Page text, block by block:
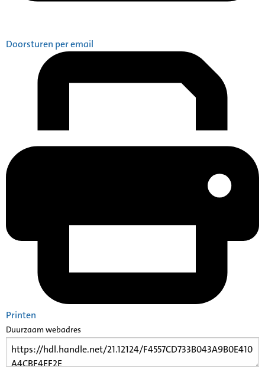
Doorsturen per email
Printen
Duurzaam webadres